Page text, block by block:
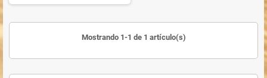
Mostrando 1-1 de 1 artículo(s)